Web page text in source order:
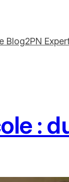
Blog2PN
: